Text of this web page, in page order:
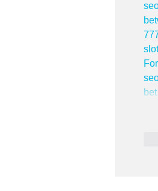
bet